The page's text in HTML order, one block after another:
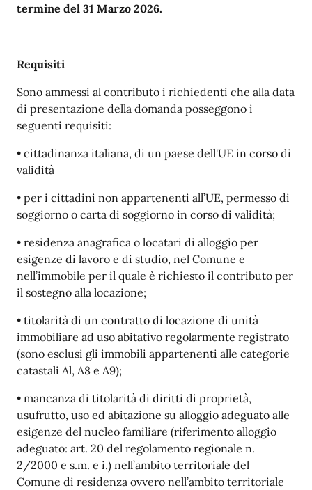
termine del 31 Marzo 2026.
Requisiti
Sono ammessi al contributo i richiedenti che alla data
di presentazione della domanda posseggono i
seguenti requisiti:
• cittadinanza italiana, di un paese dell'UE in corso di
validità
• per i cittadini non appartenenti all’UE, permesso di
soggiorno o carta di soggiorno in corso di validità;
• residenza anagrafica o locatari di alloggio per
esigenze di lavoro e di studio, nel Comune e
nell’immobile per il quale è richiesto il contributo per
il sostegno alla locazione;
• titolarità di un contratto di locazione di unità
immobiliare ad uso abitativo regolarmente registrato
(sono esclusi gli immobili appartenenti alle categorie
catastali Al, A8 e A9);
• mancanza di titolarità di diritti di proprietà,
usufrutto, uso ed abitazione su alloggio adeguato alle
esigenze del nucleo familiare (riferimento alloggio
adeguato: art. 20 del regolamento regionale n.
2/2000 e s.m. e i.) nell’ambito territoriale del
Comune di residenza ovvero nell’ambito territoriale